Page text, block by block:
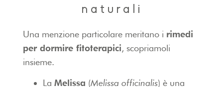
naturali
Una menzione particolare meritano i rimedi
per dormire fitoterapici, scopriamoli
insieme.
La Melissa (Melissa officinalis) è una